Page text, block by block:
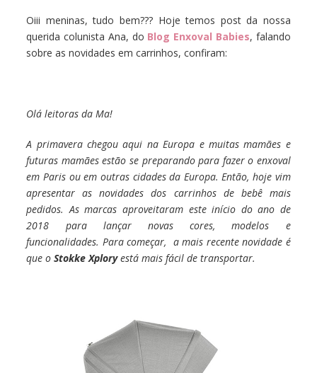
Oiii meninas, tudo bem??? Hoje temos post da nossa
querida colunista Ana, do Blog Enxoval Babies, falando
sobre as novidades em carrinhos, confiram:
Olá leitoras da Ma!
A primavera chegou aqui na Europa e muitas mamães e
futuras mamães estão se preparando para fazer o enxoval
em Paris ou em outras cidades da Europa. Então, hoje vim
apresentar as novidades dos carrinhos de bebê mais
pedidos.As marcas aproveitaram este início do ano de
2018 para lançar novas cores, modelos e
funcionalidades. Para começar, a mais recente novidade é
que oStokke Xploryestá mais fácil de transportar.